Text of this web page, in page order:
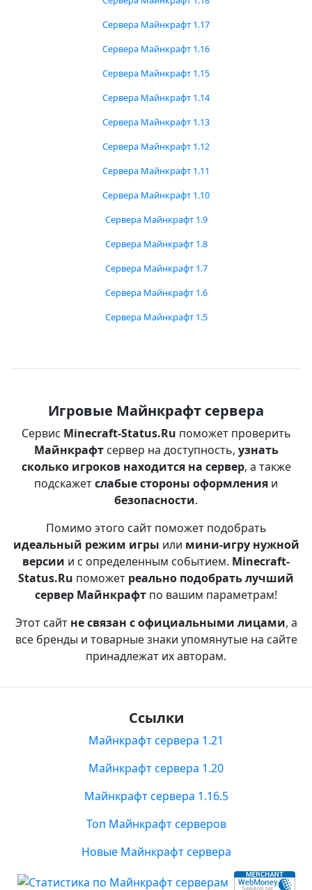
Сервера Майнкрафт 1.17
Сервера Майнкрафт 1.16
Сервера Майнкрафт 1.15
Сервера Майнкрафт 1.14
Сервера Майнкрафт 1.13
Сервера Майнкрафт 1.12
Сервера Майнкрафт 1.11
Сервера Майнкрафт 1.10
Сервера Майнкрафт 1.9
Сервера Майнкрафт 1.8
Сервера Майнкрафт 1.7
Сервера Майнкрафт 1.6
Сервера Майнкрафт 1.5
Игровые Майнкрафт сервера
Сервис Minecraft-Status.Ru поможет проверить
Майнкрафтсервер на доступность, узнать
сколько игроков находится на сервер, а также
подскажетслабые стороны оформления и
безопасности.
Помимо этого сайт поможет подобрать
идеальный режим игры или мини-игру нужной
версии и с определенным событием. Minecraft-
Status.Ru поможет реально подобрать лучший
сервер Майнкрафт по вашим параметрам!
Этот сайт не связан с официальными лицами, а
все бренды и товарные знаки упомянутые на сайте
принадлежат их авторам.
Ссылки
Майнкрафт сервера 1.21
Майнкрафт сервера 1.20
Майнкрафт сервера 1.16.5
Топ Майнкрафт серверов
Новые Майнкрафт сервера